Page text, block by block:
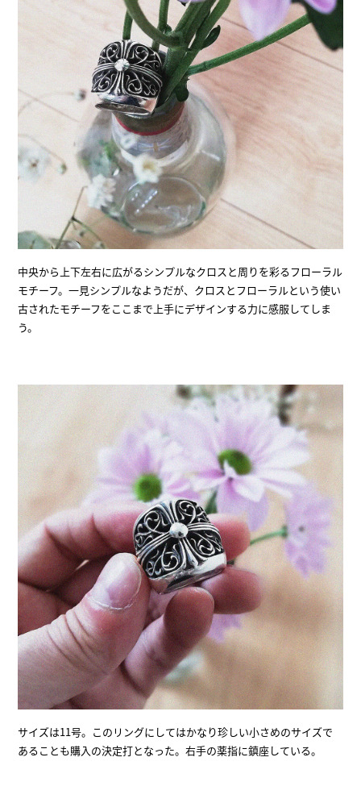
中央から上下左右に広がるシンプルなクロスと周りを彩るフローラル
モチーフ。一見シンプルなようだが、クロスとフローラルという使い
古されたモチーフをここまで上手にデザインする力に感服してしま
う。
サイズは11号。このリングにしてはかなり珍しい小さめのサイズで
あることも購入の決定打となった。右手の薬指に鎮座している。